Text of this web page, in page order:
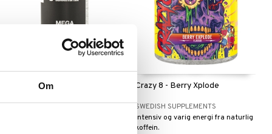
Om
SELF Mega Tribulus Crazy 8 - Berry Xplode
SWEDISH SUPPLEMENTS
Intensiv og varig energi fra naturlig
koffein.